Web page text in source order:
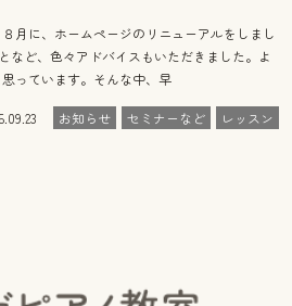
月に、ホームページのリニューアルをしまし
ど、色々アドバイスもいただきました。よ
っています。そんな中、早
お知らせ セミナーなど レッスン